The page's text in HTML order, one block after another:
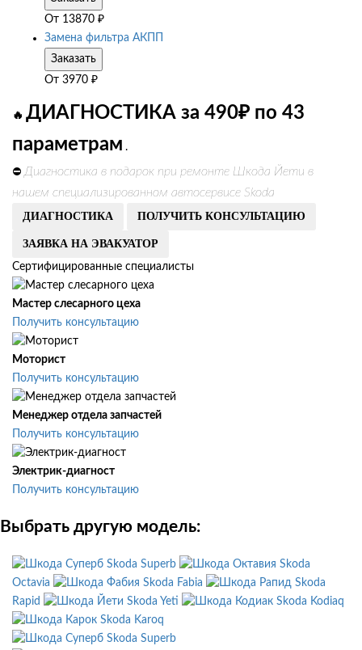
От 13870 ₽
Замена фильтра АКПП
Заказать
От 3970 ₽
🔥 ДИАГНОСТИКА за 490₽ по 43
параметрам .
⛔ Диагностика в подарок при ремонте Шкода Йети в
нашем специализированном автосервисе Skoda
ДИАГНОСТИКА ПОЛУЧИТЬ КОНСУЛЬТАЦИЮ
ЗАЯВКА НА ЭВАКУАТОР
Сертифицированные специалисты
Мастер слесарного цеха
Получить консультацию
Моторист
Получить консультацию
Менеджер отдела запчастей
Получить консультацию
Электрик-диагност
Получить консультацию
Выбрать другую модель:
Skoda Superb
Skoda
Octavia
Skoda Fabia
Skoda
Rapid
Skoda Yeti
Skoda Kodiaq
Skoda Karoq
Skoda Superb